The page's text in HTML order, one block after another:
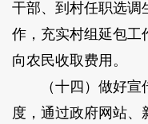
干部、到村任职选调
作，充实村组延包工
向农民收取费用。
（十四）做好宣
度，通过政府网站